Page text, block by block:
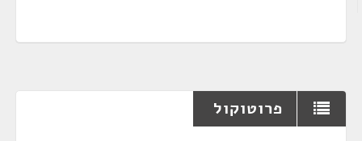
פרוטוקול